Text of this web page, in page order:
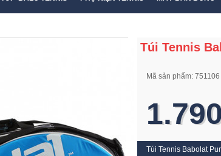
Túi Tennis
Mã sản phẩm: 751106
Túi Tennis Babolat